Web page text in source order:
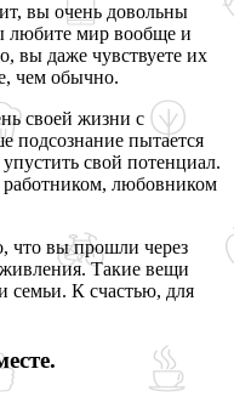
вы очень довольны
любите мир вообще и
вы даже чувствуете их
чем обычно.
своей жизни с
подсознание пытается
свой потенциал.
работником, любовником
что вы прошли через
Такие вещи
семьи. К счастью, для